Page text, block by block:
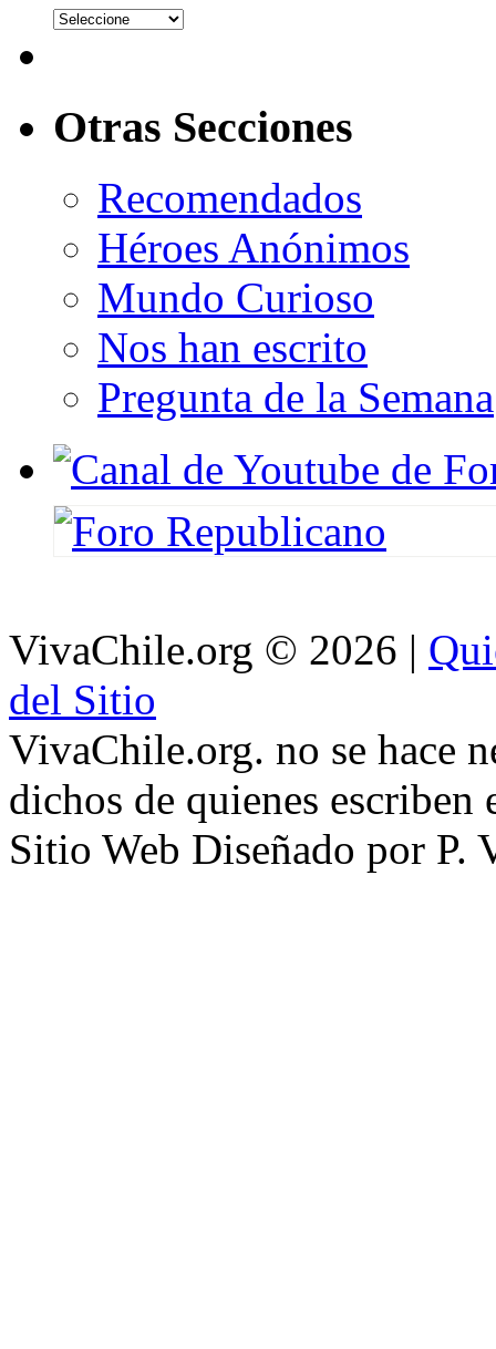
Otras Secciones
Recomendados
Héroes Anónimos
Mundo Curioso
Nos han escrito
Pregunta de la Semana
VivaChile.org © 2026 |
del Sitio
VivaChile.org. no se hace
dichos de quienes escriben
Sitio Web Diseñado por